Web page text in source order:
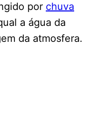
por chuva
a água da
da atmosfera.